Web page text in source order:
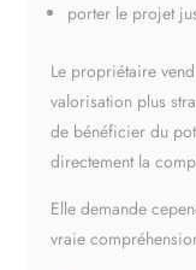
porter le projet
Le propriétaire
valorisation plus
de bénéficier du
directement la
Elle demande
vraie